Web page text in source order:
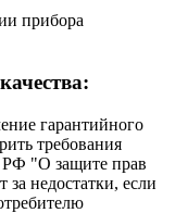
прибора
гарантийного
требования
РФ "О защите прав
за недостатки, если